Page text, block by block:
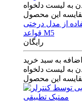
به لیست دلخواه
این محصول
از مدل درختی
قواعد M5
رایگان
اضافه به سبد خرید
به لیست دلخواه
این محصول